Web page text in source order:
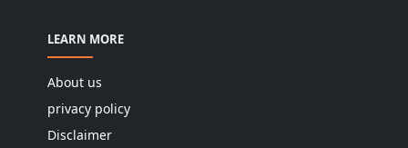
LEARN MORE
About us
privacy policy
Disclaimer